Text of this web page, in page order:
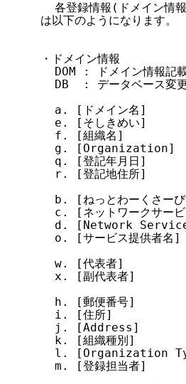
各登録情報(ドメイン情
は以下のようになります。
・ドメイン情報
DOM : ドメイン情報
DB  : データベース
a. [ドメイン名]
e. [そしきめい]
f. [組織名]
g. [Organization]
q. [登記年月日]
r. [登記地住所]
b. [ねっとわーくさ
c. [ネットワークサ
d. [Network
o. [サービス提供者
w. [代表者]
x. [副代表者]
h. [郵便番号]
i. [住所]
j. [Address]
k. [組織種別]
l. [Organization
m. [登録担当者]